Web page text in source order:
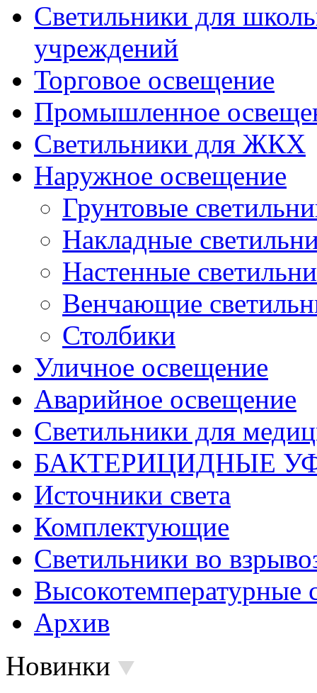
Светильники для
учреждений
Торговое освещение
Промышленное
Светильники для ЖКХ
Наружное освещение
Грунтовые
Накладные
Настенные
Венчающие
Столбики
Уличное освещение
Аварийное освещение
Светильники для
БАКТЕРИЦИДНЫЕ
Источники света
Комплектующие
Светильники во
Высокотемпературные
Архив
Новинки